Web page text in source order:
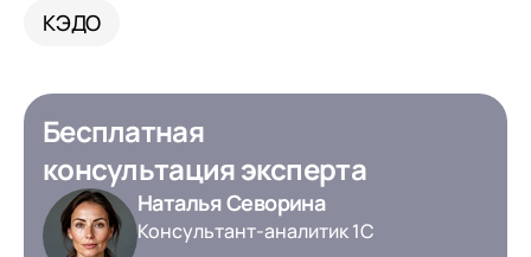
КЭДО
Бесплатная
консультация эксперта
Наталья Севорина
Консультант-аналитик 1С